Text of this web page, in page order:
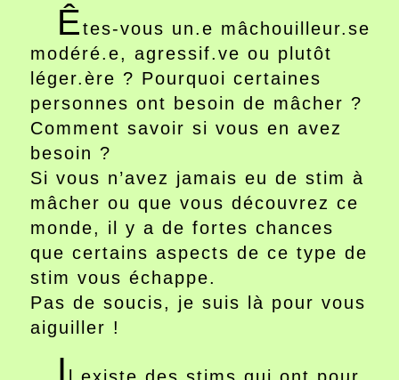
Êtes-vous un.e mâchouilleur.se
modéré.e, agressif.ve ou plutôt
léger.ère ? Pourquoi certaines
personnes ont besoin de mâcher ?
Comment savoir si vous en avez
besoin ?
Si vous n’avez jamais eu de stim à
mâcher ou que vous découvrez ce
monde, il y a de fortes chances
que certains aspects de ce type de
stim vous échappe.
Pas de soucis, je suis là pour vous
aiguiller !
I